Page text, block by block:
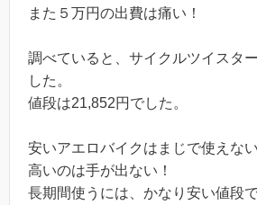
また５万円の出費は痛い！
調べていると、サイクルツイスタ
した。
値段は21,852円でした。
安いアエロバイクはまじで使えない
高いのは手が出ない！
長期間使うには、かなり安い値段で